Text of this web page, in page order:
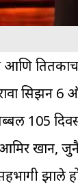
आणि
सिझन 6
105
खान,
झाले